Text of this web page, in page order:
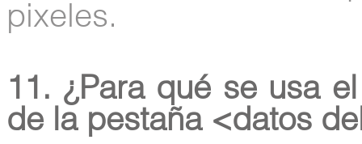
pixeles.
11. ¿Para qué se usa
de la pestaña <datos